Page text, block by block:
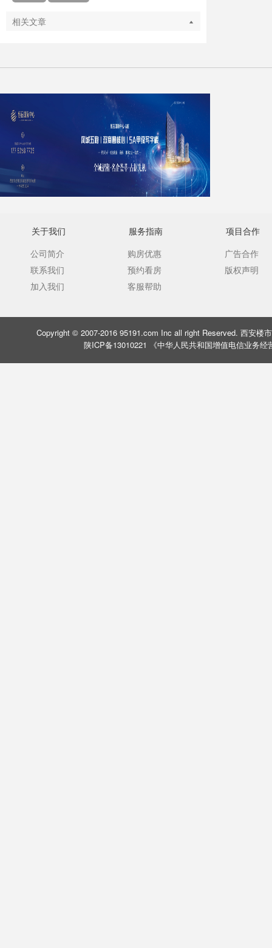
相关文章
关于我们
公司简介
联系我们
加入我们
服务指南
购房优惠
预约看房
客服帮助
项目合作
广告合作
版权声明
Copyright © 2007-2016 95191.com Inc all right Reserved. 西安楼
陕ICP备13010221 《中华人民共和国增值电信业务经